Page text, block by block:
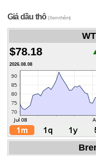
Giá dầu thô(Xem thêm)
$78.18
2026.08.08